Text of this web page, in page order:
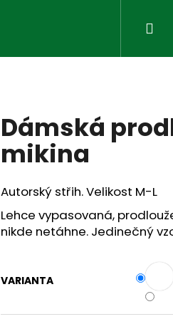
Dámská
mikina
Autorský střih. Velikost M-L
Lehce vypasovaná,
nikde netáhne. Jedinečný
VARIANTA